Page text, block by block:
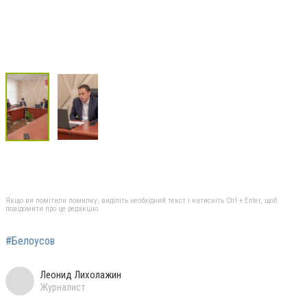
Якщо ви помітили помилку, виділіть необхідний текст і натисніть Ctrl + Enter, щоб
повідомити про це редакцію
#Белоусов
Леонид Лихолажин
Журналист